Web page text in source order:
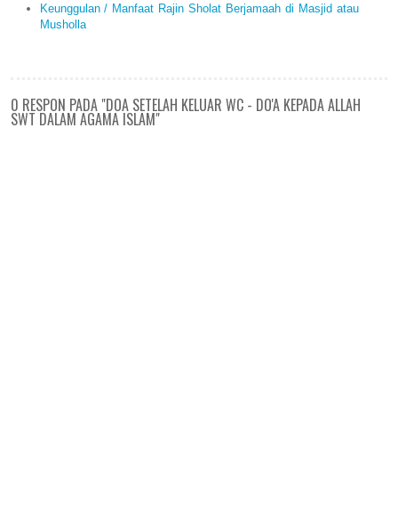
Keunggulan / Manfaat Rajin Sholat Berjamaah di Masjid atau
Musholla
0 RESPON PADA "DOA SETELAH KELUAR WC - DO'A KEPADA ALLAH
SWT DALAM AGAMA ISLAM"